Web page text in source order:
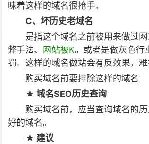
味着这样的域名很抢手。
C、坏历史老域名
是指这个域名之前被用来做过
弊手法、
网站被K。或者是做灰色行
罚。这样的域名做站会有反效果，难
购买域名前要排除这样的域名
★ 域名SEO历史查询
购买域名前，应当查询域名的
好的域名。
★ 建议